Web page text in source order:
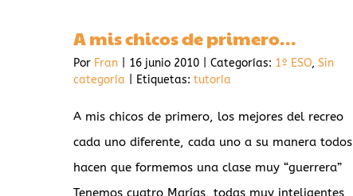
A mis chicos de primero…
Por Fran 16 junio 2010 Categorías: 1º ESO, Sin
categoría
Etiquetas: tutoría
A mis chicos de primero, los mejores del recreo
cada uno diferente, cada uno a su manera todos
hacen que formemos una clase muy “guerrera”
Tenemos cuatro Marías, todas muy inteligentes